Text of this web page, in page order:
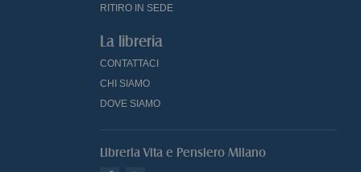
RITIRO IN SEDE
La libreria
CONTATTACI
CHI SIAMO
DOVE SIAMO
Libreria Vita e Pensiero Milano